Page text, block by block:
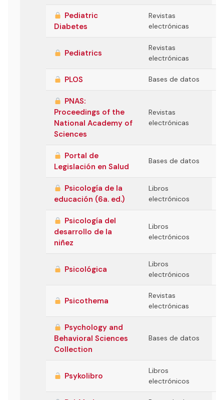
Pediatric
Diabetes
Revistas
electrónicas
Pediatrics
Revistas
electrónicas
PLOS Bases de datos
PNAS:
Proceedings of the
National Academy of
Sciences
Revistas
electrónicas
Portal de
Legislación en Salud
Bases de datos
Psicología de la
educación (6a. ed.)
Libros
electrónicos
Psicología del
desarrollo de la
niñez
Libros
electrónicos
Psicológica
Libros
electrónicos
Psicothema
Revistas
electrónicas
Psychology and
Behavioral Sciences
Collection
Bases de datos
Psykolibro
Libros
electrónicos